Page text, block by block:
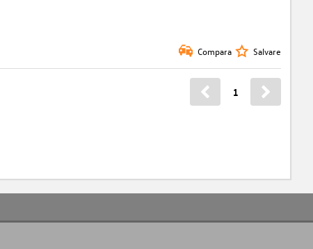
Compara Salvare
1